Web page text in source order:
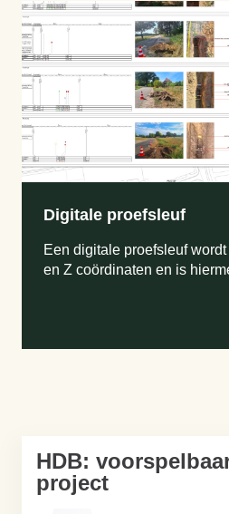
Digitale proefsleuf
Een digitale proefsleuf
en Z coördinaten en is
HDB:
project